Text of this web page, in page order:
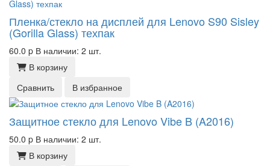
Пленка/стекло на дисплей для Lenovo S90 Sisley
(Gorilla Glass) техпак
60.0 p В наличии: 2 шт.
В корзину
Сравнить
В избранное
Защитное стекло для Lenovo Vibe B (A2016)
50.0 p В наличии: 2 шт.
В корзину